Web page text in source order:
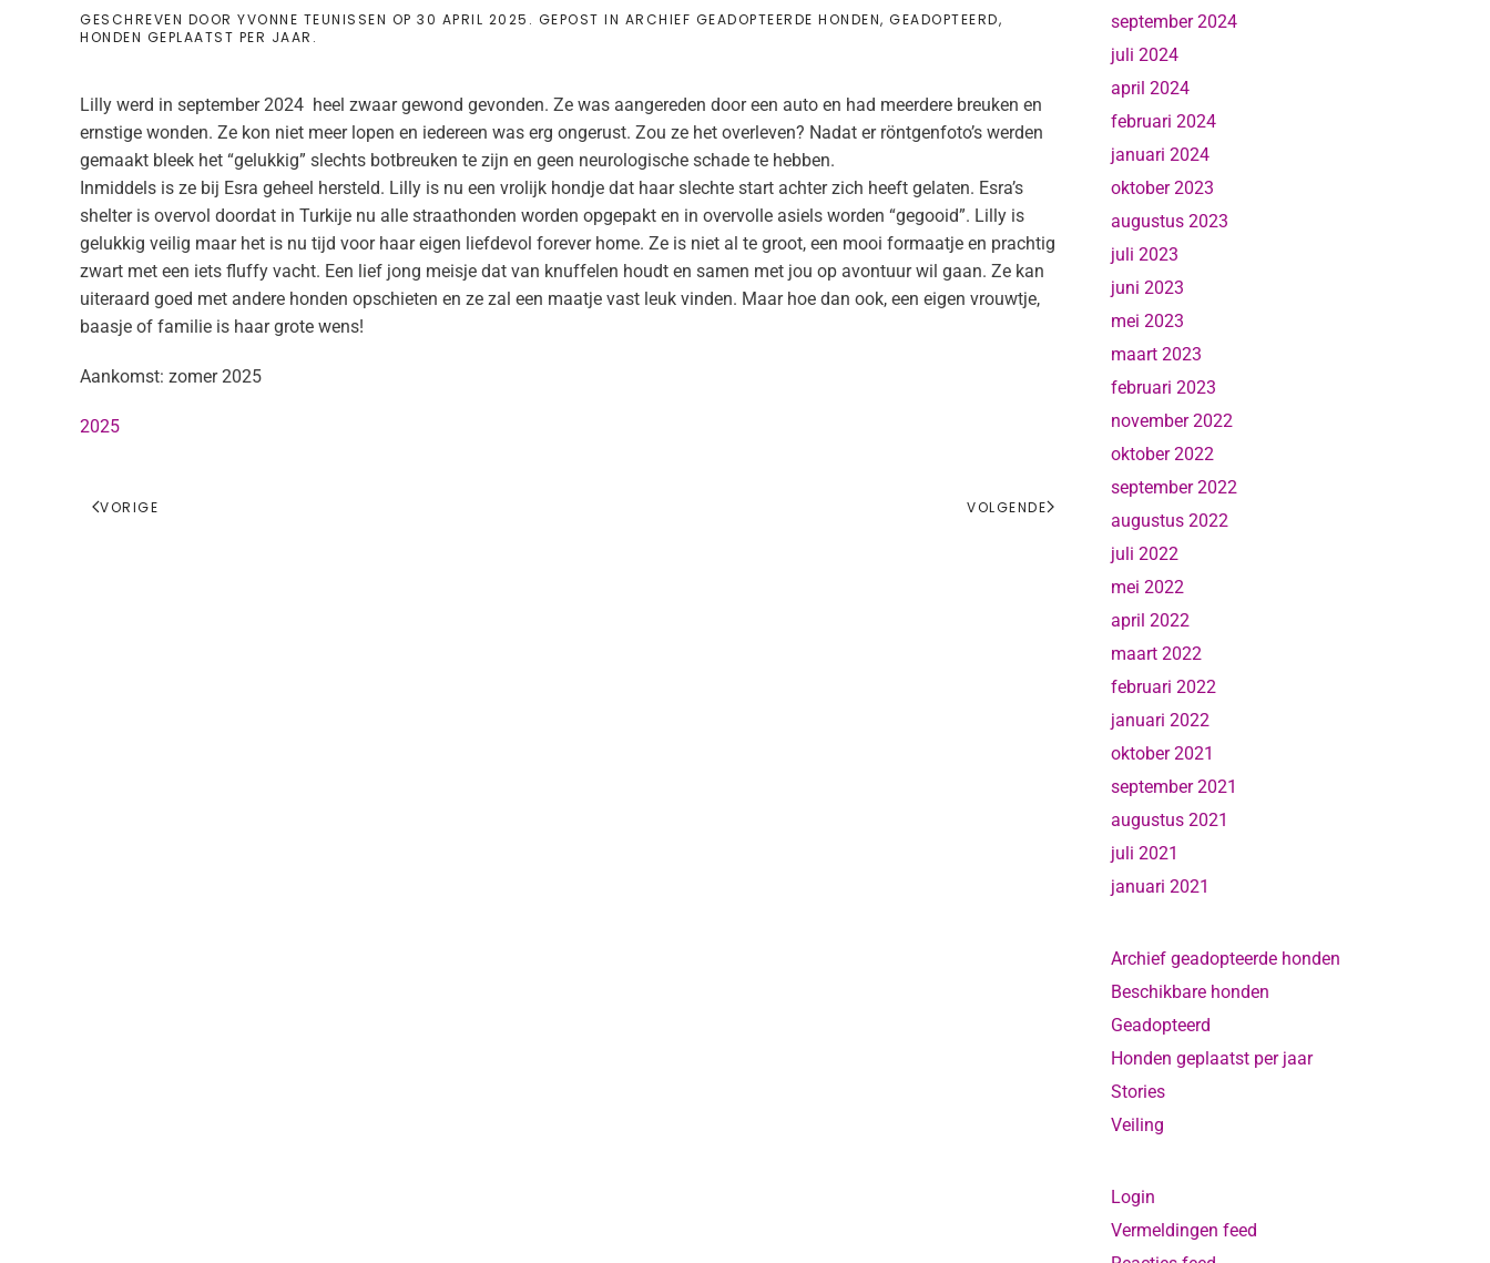
GESCHREVEN DOOR YVONNE TEUNISSEN OP 30 APRIL 2025 . GEPOST IN ARCHIEF GEADOPTEERDE HONDEN, GEADOPTEERD,
HONDEN GEPLAATST PER JAAR .
Lilly werd in september 2024 heel zwaar gewond gevonden. Ze was aangereden door een auto en had meerdere breuken en
ernstige wonden. Ze kon niet meer lopen en iedereen was erg ongerust. Zou ze het overleven? Nadat er röntgenfoto’s werden
gemaakt bleek het “gelukkig” slechts botbreuken te zijn en geen neurologische schade te hebben.
Inmiddels is ze bij Esra geheel hersteld. Lilly is nu een vrolijk hondje dat haar slechte start achter zich heeft gelaten. Esra’s
shelter is overvol doordat in Turkije nu alle straathonden worden opgepakt en in overvolle asiels worden “gegooid”. Lilly is
gelukkig veilig maar het is nu tijd voor haar eigen liefdevol forever home. Ze is niet al te groot, een mooi formaatje en prachtig
zwart met een iets fluffy vacht. Een lief jong meisje dat van knuffelen houdt en samen met jou op avontuur wil gaan. Ze kan
uiteraard goed met andere honden opschieten en ze zal een maatje vast leuk vinden. Maar hoe dan ook, een eigen vrouwtje,
baasje of familie is haar grote wens!
Aankomst: zomer 2025
2025
VORIGE VOLGENDE
september 2024
juli 2024
april 2024
februari 2024
januari 2024
oktober 2023
augustus 2023
juli 2023
juni 2023
mei 2023
maart 2023
februari 2023
november 2022
oktober 2022
september 2022
augustus 2022
juli 2022
mei 2022
april 2022
maart 2022
februari 2022
januari 2022
oktober 2021
september 2021
augustus 2021
juli 2021
januari 2021
Archief geadopteerde honden
Beschikbare honden
Geadopteerd
Honden geplaatst per jaar
Stories
Veiling
Login
Vermeldingen feed